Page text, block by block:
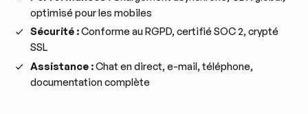
optimisé pour les mobiles
Sécurité :Conforme au RGPD, certifié SOC 2, crypté
SSL
Assistance :Chat en direct, e-mail, téléphone,
documentation complète